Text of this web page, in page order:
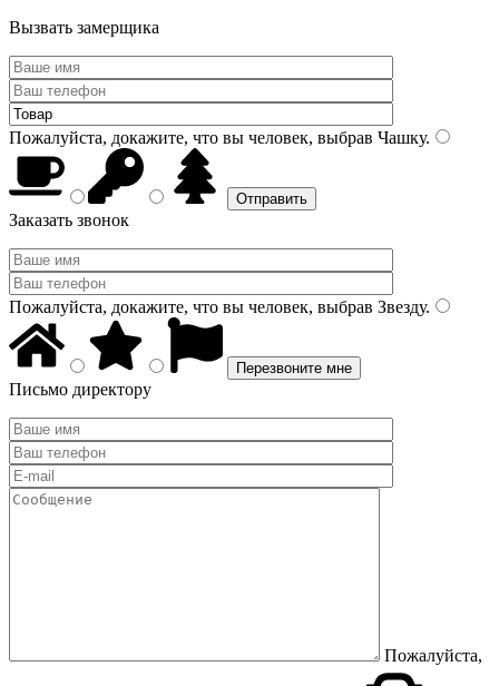
Вызвать замерщика
Пожалуйста, докажите, что вы человек, выбрав Чашку.
Заказать звонок
Пожалуйста, докажите, что вы человек, выбрав Звезду.
Письмо директору
Пожалуйста,